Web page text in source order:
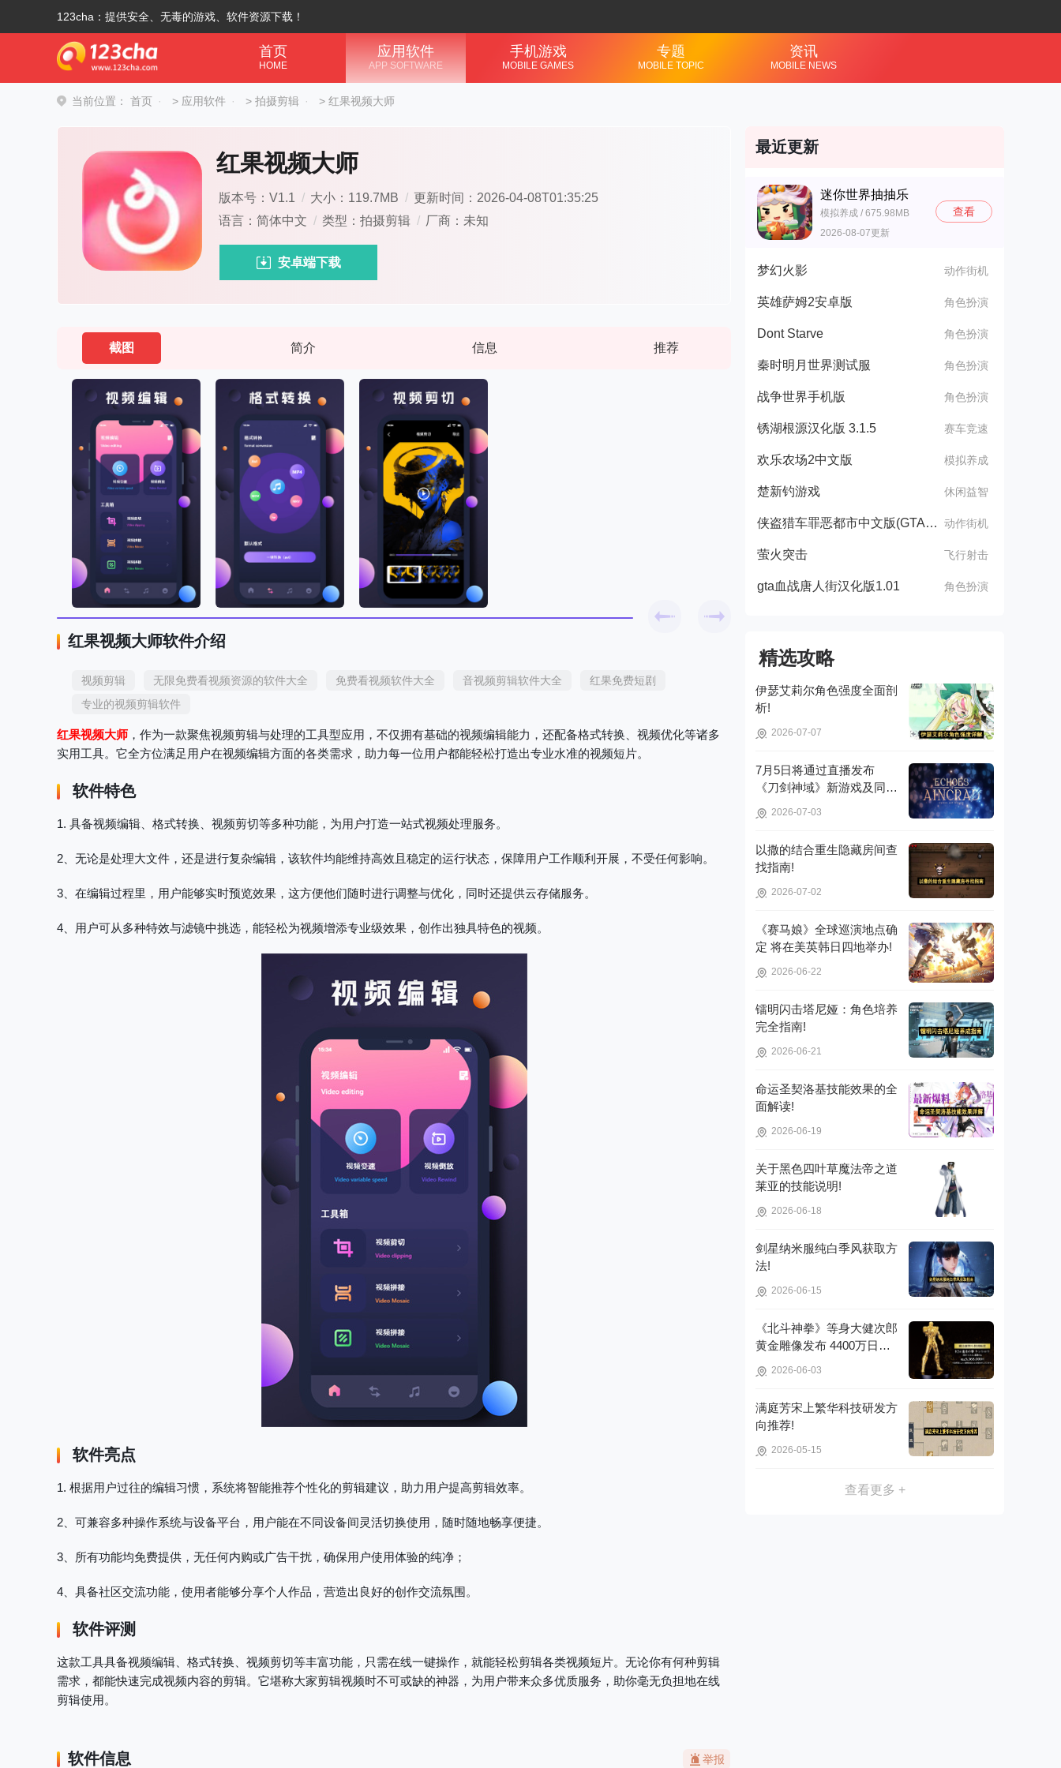
123cha：提供安全、无毒的游戏、软件资源下载！
首页
HOME
应用软件
APP SOFTWARE
手机游戏
MOBILE GAMES
专题
MOBILE TOPIC
资讯
MOBILE NEWS
当前位置： 首页 > 应用软件 > 拍摄剪辑 > 红果视频大师
红果视频大师
版本号：V1.1 / 大小：119.7MB / 更新时间：2026-04-08T01:35:25
语言：简体中文 / 类型：拍摄剪辑 / 厂商：未知
安卓端下载
截图 简介 信息 推荐
红果视频大师软件介绍
视频剪辑 无限免费看视频资源的软件大全 免费看视频软件大全 音视频剪辑软件大全
红果免费短剧
专业的视频剪辑软件
红果视频大师 ，作为一款聚焦视频剪辑与处理的工具型应用，不仅拥有基础的视频编辑能力，还配备格式转换、视频优化等诸多
实用工具。它全方位满足用户在视频编辑方面的各类需求，助力每一位用户都能轻松打造出专业水准的视频短片。
软件特色
1. 具备视频编辑、格式转换、视频剪切等多种功能，为用户打造一站式视频处理服务。
2、无论是处理大文件，还是进行复杂编辑，该软件均能维持高效且稳定的运行状态，保障用户工作顺利开展，不受任何影响。
3、在编辑过程里，用户能够实时预览效果，这方便他们随时进行调整与优化，同时还提供云存储服务。
4、用户可从多种特效与滤镜中挑选，能轻松为视频增添专业级效果，创作出独具特色的视频。
软件亮点
1. 根据用户过往的编辑习惯，系统将智能推荐个性化的剪辑建议，助力用户提高剪辑效率。
2、可兼容多种操作系统与设备平台，用户能在不同设备间灵活切换使用，随时随地畅享便捷。
3、所有功能均免费提供，无任何内购或广告干扰，确保用户使用体验的纯净；
4、具备社区交流功能，使用者能够分享个人作品，营造出良好的创作交流氛围。
软件评测
这款工具具备视频编辑、格式转换、视频剪切等丰富功能，只需在线一键操作，就能轻松剪辑各类视频短片。无论你有何种剪辑
需求，都能快速完成视频内容的剪辑。它堪称大家剪辑视频时不可或缺的神器，为用户带来众多优质服务，助你毫无负担地在线
剪辑使用。
软件信息 举报
最近更新
迷你世界抽抽乐
模拟养成 / 675.98MB
2026-08-07更新
查看
梦幻火影 动作街机
英雄萨姆2安卓版 角色扮演
Dont Starve 角色扮演
秦时明月世界测试服 角色扮演
战争世界手机版 角色扮演
锈湖根源汉化版 3.1.5 赛车竞速
欢乐农场2中文版 模拟养成
楚新钓游戏 休闲益智
侠盗猎车罪恶都市中文版(GTA：SA MOD安装器) 动作街机
萤火突击 飞行射击
gta血战唐人街汉化版1.01 角色扮演
精选攻略
伊瑟艾莉尔角色强度全面剖
析!
2026-07-07
7月5日将通过直播发布
《刀剑神域》新游戏及同步
时长为110分钟!
2026-07-03
以撒的结合重生隐藏房间查
找指南!
2026-07-02
《赛马娘》全球巡演地点确
定 将在美英韩日四地举办!
2026-06-22
镭明闪击塔尼娅：角色培养
完全指南!
2026-06-21
命运圣契洛基技能效果的全
面解读!
2026-06-19
关于黑色四叶草魔法帝之道
莱亚的技能说明!
2026-06-18
剑星纳米服纯白季风获取方
法!
2026-06-15
《北斗神拳》等身大健次郎
黄金雕像发布 4400万日元
2026-06-03
满庭芳宋上繁华科技研发方
向推荐!
2026-05-15
查看更多 +